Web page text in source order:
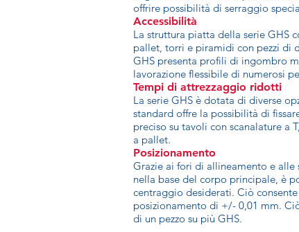
offrire possibilità di serraggio
Accessibilità
La struttura piatta della serie GHS
pallet, torri e piramidi con pezzi di
GHS presenta profili di ingombro
lavorazione flessibile di numerosi
Tempi di attrezzaggio ridotti
La serie GHS è dotata di diverse
standard offre la possibilità di
preciso su tavoli con scanalature a
a pallet.
Posizionamento
Grazie ai fori di allineamento e alle
nella base del corpo principale, è
centraggio desiderati. Ciò
posizionamento di +/- 0,01 mm.
di un pezzo su più GHS.